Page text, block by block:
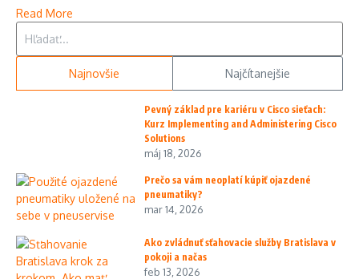
Read More
Najnovšie Najčítanejšie
Pevný základ pre kariéru v Cisco sieťach:
Kurz Implementing and Administering Cisco
Solutions
máj 18, 2026
Prečo sa vám neoplatí kúpiť ojazdené
pneumatiky?
mar 14, 2026
Ako zvládnuť sťahovacie služby Bratislava v
pokoji a načas
feb 13, 2026